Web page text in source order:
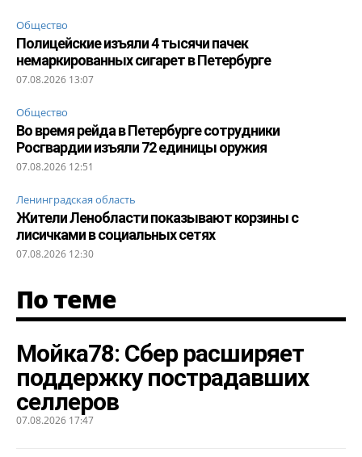
Общество
Полицейские изъяли 4 тысячи пачек
немаркированных сигарет в Петербурге
07.08.2026 13:07
Общество
Во время рейда в Петербурге сотрудники
Росгвардии изъяли 72 единицы оружия
07.08.2026 12:51
Ленинградская область
Жители Ленобласти показывают корзины с
лисичками в социальных сетях
07.08.2026 12:30
По теме
Мойка78: Сбер расширяет
поддержку пострадавших
селлеров
07.08.2026 17:47